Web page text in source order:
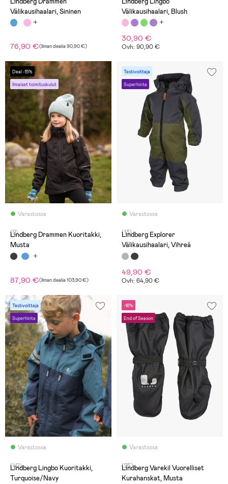
Välikausihaalari, Sininen
76,90 €(Ilman dealia90,90 €)
Välikausihaalari, Blush
30,90 €
Ovh: 90,90 €
Deal -15%
Ilmaiset toimituskulut
Varastossa
(2)
Lindberg Drammen Kuoritakki,
Musta
87,90 €(Ilman dealia103,90 €)
Testivoittaja
Superhinta
Varastossa
(13)
Lindberg Explorer
Välikausihaalari, Vihreä
49,90 €
Ovh: 64,90 €
Testivoittaja
Superhinta
Varastossa
(40)
Lindberg Lingbo Kuoritakki,
Turquoise/Navy
-16%
End of Season
Varastossa
(25)
Lindberg Varekil Vuorelliset
Kurahanskat, Musta